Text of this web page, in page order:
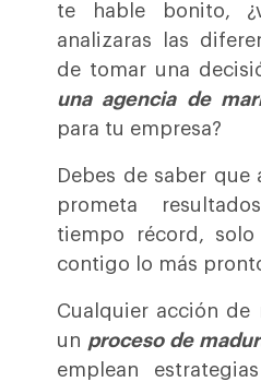
te hable bonito,
analizaras las
de tomar una
una agencia de
para tu empresa?
Debes de saber
prometa
tiempo récord,
contigo lo más
Cualquier acción
un proceso de
emplean